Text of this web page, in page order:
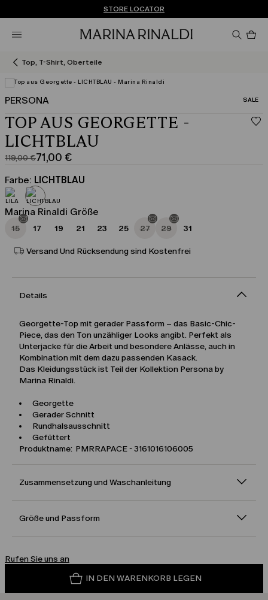
KOSTENLOSE LIEFERUNG UND RÜCKSENDUNG
Sie haben kein Konto? REGISTRIEREN SIE SICH JETZT
STORE LOCATOR
Top, T-Shirt, Oberteile
PERSONA SALE
TOP AUS GEORGETTE -
LICHTBLAU
119,00 €
Ursprünglicher
Preis
119,00
€
71,00 €
Aktueller
Preis
71,00
€
Farbe: LICHTBLAU
Marina Rinaldi Größe
15 17 19 21 23 25 27 29 31
Versand Und Rücksendung sind Kostenfrei
Details
Georgette-Top mit gerader Passform – das Basic-Chic-
Piece, das den Ton unzähliger Looks angibt. Perfekt als
Unterjacke für die Arbeit und besondere Anlässe, auch in
Kombination mit dem dazu passenden Kasack.
Das Kleidungsstück ist Teil der Kollektion Persona by
Marina Rinaldi.
Georgette
Gerader Schnitt
Rundhalsausschnitt
Gefüttert
Produktname: PMRRAPACE - 3161016106005
Zusammensetzung und Waschanleitung
Größe und Passform
Rufen Sie uns an
IN DEN WARENKORB LEGEN